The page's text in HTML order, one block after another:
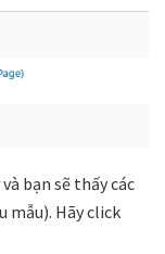
và bạn sẽ thấy các
mẫu). Hãy click